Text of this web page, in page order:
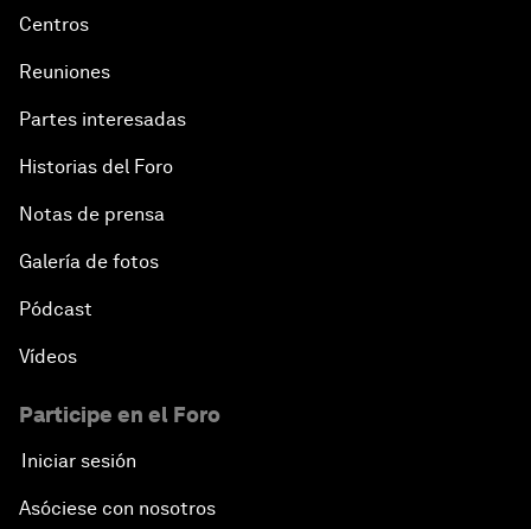
Centros
Reuniones
Partes interesadas
Historias del Foro
Notas de prensa
Galería de fotos
Pódcast
Vídeos
Participe en el Foro
Iniciar sesión
Asóciese con nosotros